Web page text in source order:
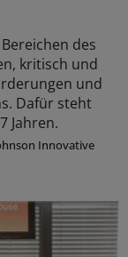
des
kritisch und
und
Dafür steht
Jahren.
Innovative